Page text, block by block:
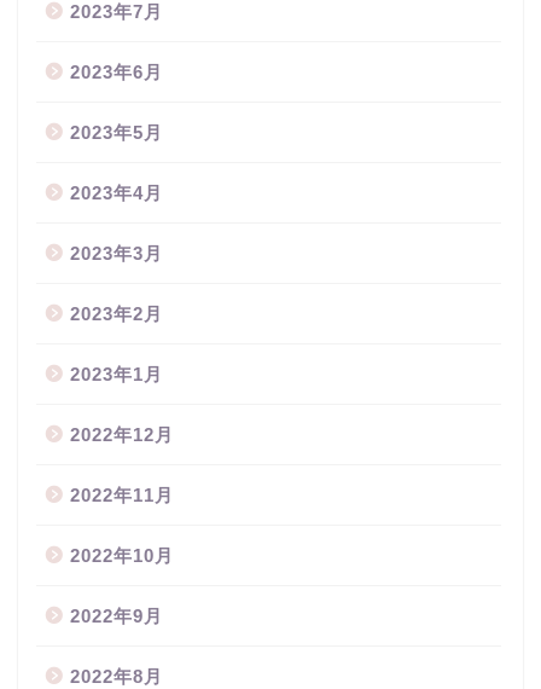
2023年7月
2023年6月
2023年5月
2023年4月
2023年3月
2023年2月
2023年1月
2022年12月
2022年11月
2022年10月
2022年9月
2022年8月